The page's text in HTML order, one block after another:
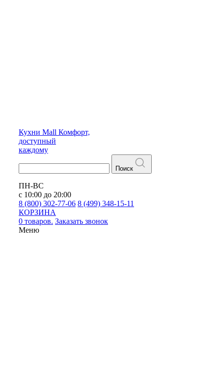
Кухни Mall Комфорт,
доступный
каждому
Поиск
ПН-ВС
с 10:00 до 20:00
8 (800) 302-77-06 8 (499) 348-15-11
КОРЗИНА
0 товаров. Заказать звонок
Меню